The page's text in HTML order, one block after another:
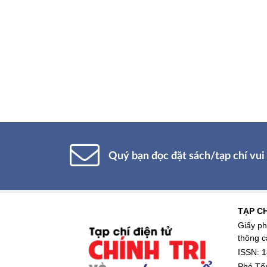
Quý bạn đọc đặt sách/tạp chí
TẠP
Giấy
thông
ISSN: